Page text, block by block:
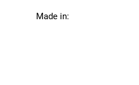
Made in: